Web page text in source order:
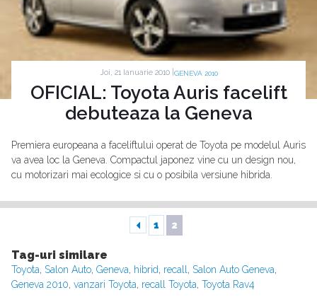
Joi, 21 Ianuarie 2010 | GENEVA 2010
OFICIAL: Toyota Auris facelift
debuteaza la Geneva
Premiera europeana a faceliftului operat de Toyota pe modelul Auris
va avea loc la Geneva. Compactul japonez vine cu un design nou,
cu motorizari mai ecologice si cu o posibila versiune hibrida.
1 2
Tag-uri similare
Toyota, Salon Auto, Geneva, hibrid, recall , Salon Auto Geneva,
Geneva 2010, vanzari Toyota, recall Toyota, Toyota Rav4